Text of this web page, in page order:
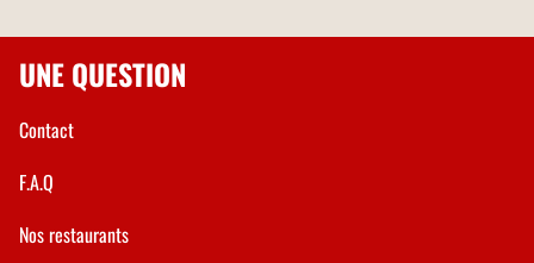
UNE QUESTION
Contact
F.A.Q
Nos restaurants